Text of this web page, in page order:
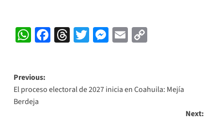
WhatsApp
Facebook
Threads
Twitter
Messenger
EmailCopy
Post
navigation
Previous:
El proceso electoral de 2027 inicia en Coahuila: Mejía
Berdeja
Next: